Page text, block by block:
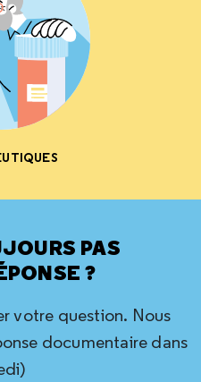
PAS
?
votre question. Nous
documentaire dans